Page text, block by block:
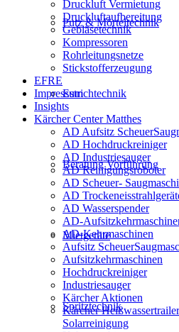
Putz & Mörteltechnik
Estrichtechnik
Beratung Vorführung
Mietgeräte
Spritztechnik
Druckluft Vermietung
Druckluftaufbereitung
Gebläsetechnik
Kompressoren
Rohrleitungsnetze
Stickstofferzeugung
EFRE
Impressum
Insights
Kärcher Center Matthes
AD Aufsitz
AD Hochdruckreiniger
AD Industriesauger
AD Reinigungsroboter
AD Scheuer-
AD
AD Wasserspender
AD-
AD-Kehrmaschinen
Aufsitz
Aufsitzkehrmaschinen
Hochdruckreiniger
Industriesauger
Kärcher Aktionen
Kärcher
Solarreinigung